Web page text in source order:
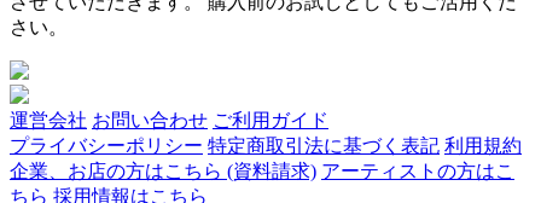
さい。
運営会社 お問い合わせ ご利用ガイド
プライバシーポリシー 特定商取引法に基づく表記 利用規約
企業、お店の方はこちら (資料請求) アーティストの方はこ
ちら 採用情報はこちら